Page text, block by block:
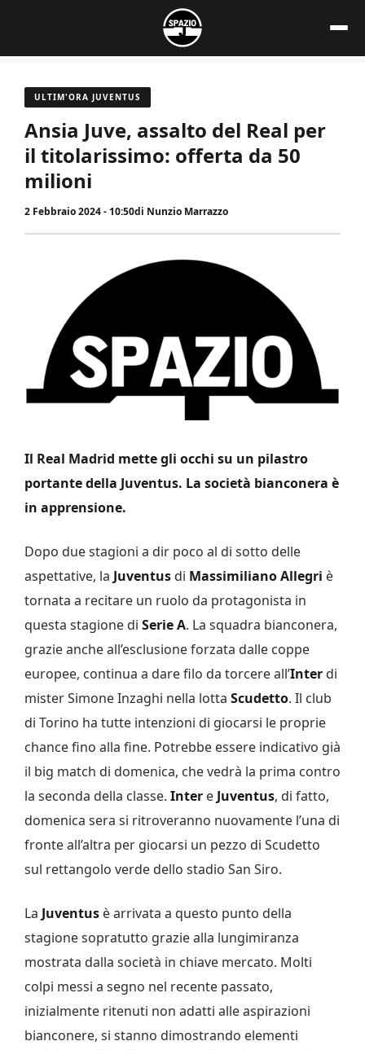
contenuto
ULTIM'ORA JUVENTUS
Ansia Juve, assalto del Real per
il titolarissimo: offerta da 50
milioni
2 Febbraio 2024 - 10:50di Nunzio Marrazzo
Il Real Madrid mette gli occhi su un pilastro
portante della Juventus. La società bianconera è
in apprensione.
Dopo due stagioni a dir poco al di sotto delle
aspettative, la Juventus di Massimiliano Allegri è
tornata a recitare un ruolo da protagonista in
questa stagione di Serie A. La squadra bianconera,
grazie anche all’esclusione forzata dalle coppe
europee, continua a dare filo da torcere all’Inter di
mister Simone Inzaghi nella lotta Scudetto. Il club
di Torino ha tutte intenzioni di giocarsi le proprie
chance fino alla fine. Potrebbe essere indicativo già
il big match di domenica, che vedrà la prima contro
la seconda della classe. Inter e Juventus, di fatto,
domenica sera si ritroveranno nuovamente l’una di
fronte all’altra per giocarsi un pezzo di Scudetto
sul rettangolo verde dello stadio San Siro.
La Juventus è arrivata a questo punto della
stagione sopratutto grazie alla lungimiranza
mostrata dalla società in chiave mercato. Molti
colpi messi a segno nel recente passato,
inizialmente ritenuti non adatti alle aspirazioni
bianconere, si stanno dimostrando elementi